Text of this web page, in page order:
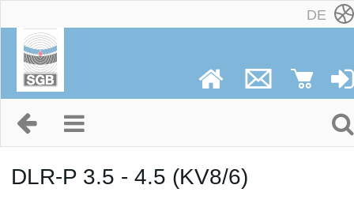
DE
DLR-P 3.5 - 4.5 (KV8/6)